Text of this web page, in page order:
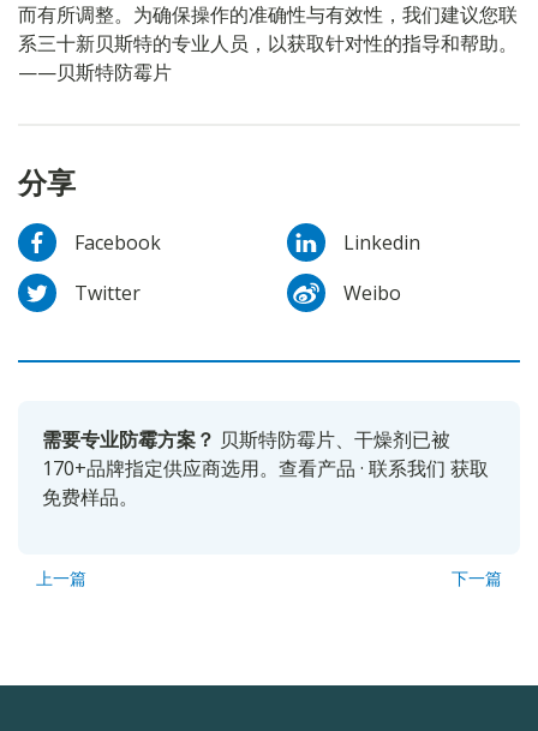
而有所调整。为确保操作的准确性与有效性，我们建议您联
系三十新贝斯特的专业人员，以获取针对性的指导和帮助。
——贝斯特防霉片
分享
Facebook
Linkedin
Twitter
Weibo
需要专业防霉方案？ 贝斯特防霉片、干燥剂已被
170+品牌指定供应商选用。 查看产品 · 联系我们 获取
免费样品。
上一篇 下一篇